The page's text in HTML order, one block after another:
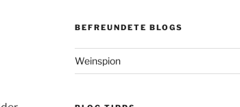
BEFREUNDETE BLOGS
Weinspion